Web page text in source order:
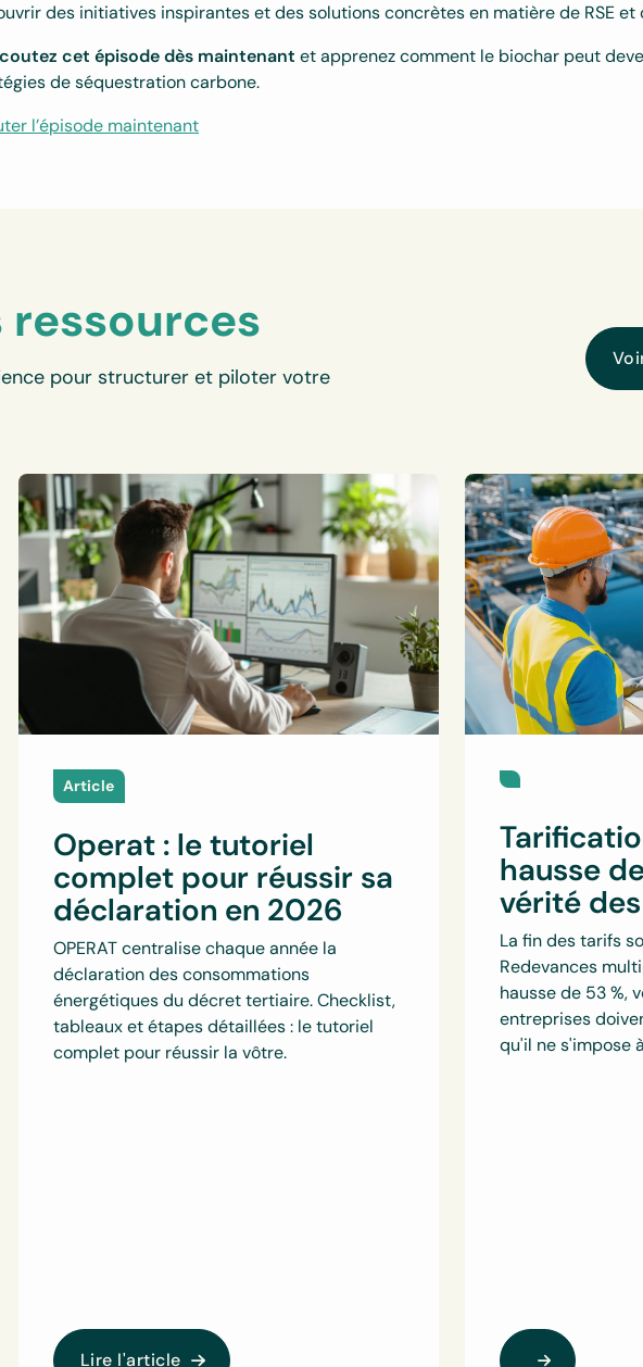
des initiatives inspirantes et des solutions concrètes en matière de RSE et
cet épisode dès maintenant et apprenez comment le biochar peut
de séquestration carbone.
l’épisode maintenant
ressources
pour structurer et piloter votre
Article
Operat : le tutoriel
complet pour réussir sa
déclaration en 2026
OPERAT centralise chaque année la
déclaration des consommations
énergétiques du décret tertiaire. Checklist,
tableaux et étapes détaillées : le tutoriel
complet pour réussir la vôtre.
Lire l'article
hausse
vérité
La fin des tarifs
Redevances
hausse de 53 %,
entreprises
qu'il ne s'impose